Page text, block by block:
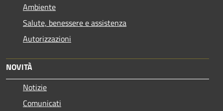
Ambiente
Salute, benessere e assistenza
Autorizzazioni
NOVITÀ
Notizie
Comunicati